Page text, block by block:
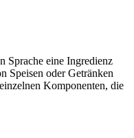
Sprache eine Ingredienz
Speisen oder Getränken
Komponenten, die